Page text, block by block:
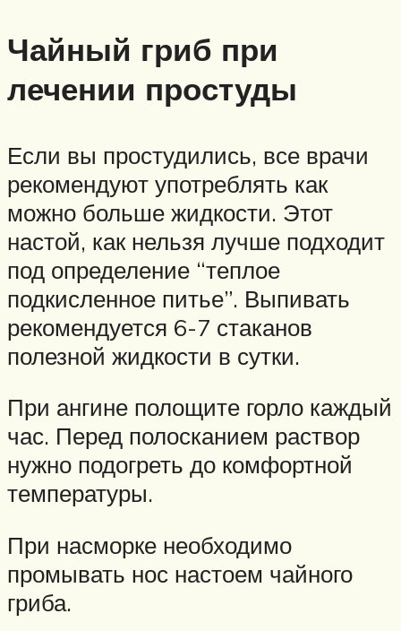
Чайный гриб при
лечении простуды
Если вы простудились, все врачи
рекомендуют употреблять как
можно больше жидкости. Этот
настой, как нельзя лучше подходит
под определение “теплое
подкисленное питье”. Выпивать
рекомендуется 6-7 стаканов
полезной жидкости в сутки.
При ангине полощите горло каждый
час. Перед полосканием раствор
нужно подогреть до комфортной
температуры.
При насморке необходимо
промывать нос настоем чайного
гриба.